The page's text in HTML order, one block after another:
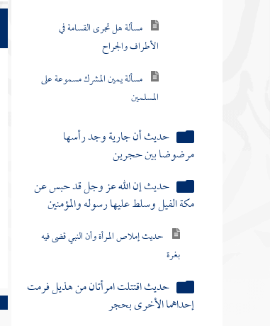
مسألة هل تجرى القسامة في
الأطراف والجراح
مسألة يمين المشرك مسموعة على
المسلمين
حديث أن جارية وجد رأسها
مرضوضا بين حجرين
حديث إن الله عز وجل قد حبس عن
مكة الفيل وسلط عليها رسوله والمؤمنين
حديث إملاص المرأة وأن النبي قضى فيه
بغرة
حديث اقتتلت امرأتان من هذيل فرمت
إحداهما الأخرى بحجر